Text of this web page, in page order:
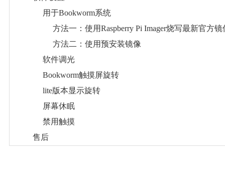
用于Bookworm系统
方法一：使用Raspberry Pi Imager烧写最新官方镜
方法二：使用预安装镜像
软件调光
Bookworm触摸屏旋转
lite版本显示旋转
屏幕休眠
禁用触摸
售后